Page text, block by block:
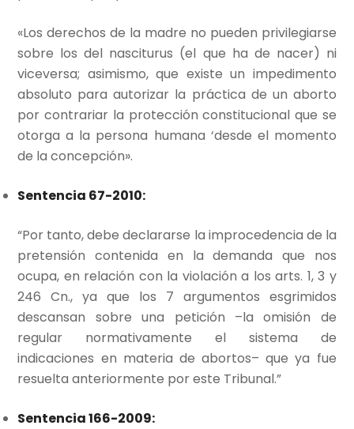
«Los derechos de la madre no pueden privilegiarse
sobre los del nasciturus (el que ha de nacer) ni
viceversa; asimismo, que existe un impedimento
absoluto para autorizar la práctica de un aborto
por contrariar la protección constitucional que se
otorga a la persona humana ‘desde el momento
de la concepción».
Sentencia 67-2010:
“Por tanto, debe declararse la improcedencia de la
pretensión contenida en la demanda que nos
ocupa, en relación con la violación a los arts. 1, 3 y
246 Cn., ya que los 7 argumentos esgrimidos
descansan sobre una petición –la omisión de
regular normativamente el sistema de
indicaciones en materia de abortos– que ya fue
resuelta anteriormente por este Tribunal.”
Sentencia 166-2009: